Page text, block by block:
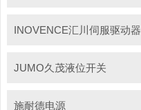
INOVENCE汇川伺服驱动器
JUMO久茂液位开关
施耐德电源